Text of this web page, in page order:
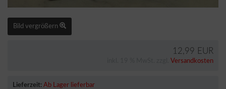
Bild vergrößern
12,99 EUR
Versandkosten
Lieferzeit: Ab Lager lieferbar